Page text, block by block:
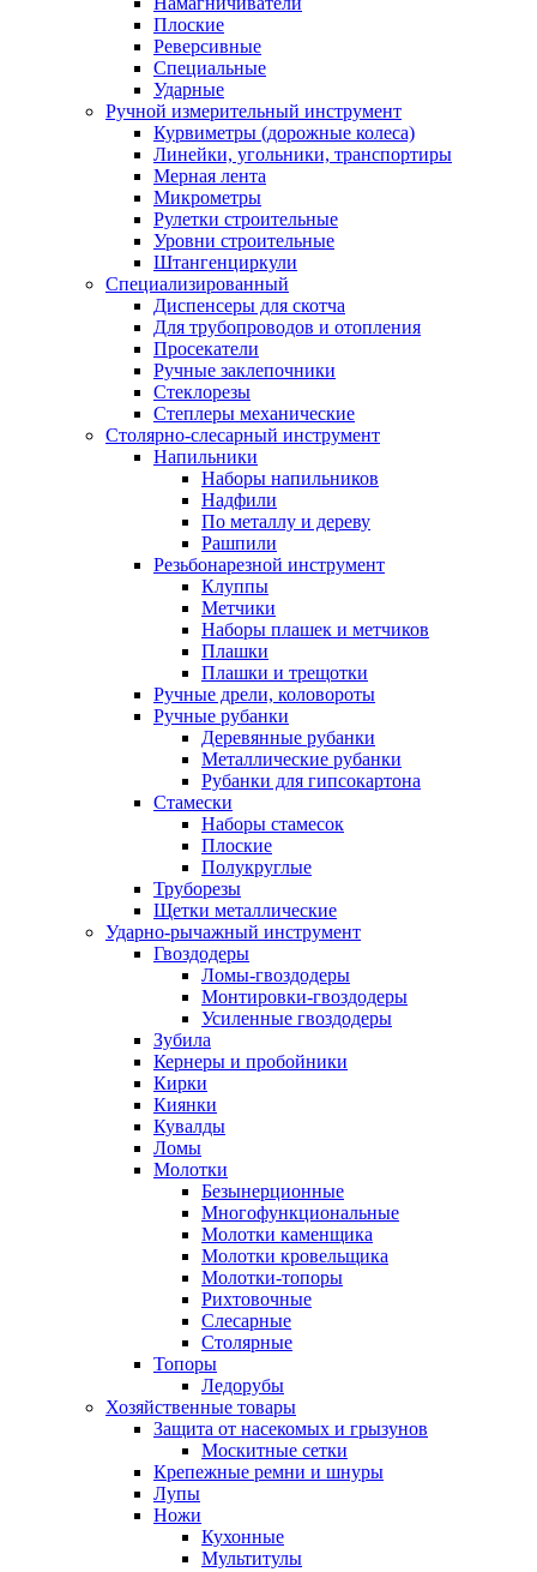
Плоские
Реверсивные
Специальные
Ударные
Ручной измерительный инструмент
Курвиметры (дорожные колеса)
Линейки, угольники, транспортиры
Мерная лента
Микрометры
Рулетки строительные
Уровни строительные
Штангенциркули
Специализированный
Диспенсеры для скотча
Для трубопроводов и отопления
Просекатели
Ручные заклепочники
Стеклорезы
Степлеры механические
Столярно-слесарный инструмент
Напильники
Наборы напильников
Надфили
По металлу и дереву
Рашпили
Резьбонарезной инструмент
Клуппы
Метчики
Наборы плашек и метчиков
Плашки
Плашки и трещотки
Ручные дрели, коловороты
Ручные рубанки
Деревянные рубанки
Металлические рубанки
Рубанки для гипсокартона
Стамески
Наборы стамесок
Плоские
Полукруглые
Труборезы
Щетки металлические
Ударно-рычажный инструмент
Гвоздодеры
Ломы-гвоздодеры
Монтировки-гвоздодеры
Усиленные гвоздодеры
Зубила
Кернеры и пробойники
Кирки
Киянки
Кувалды
Ломы
Молотки
Безынерционные
Многофункциональные
Молотки каменщика
Молотки кровельщика
Молотки-топоры
Рихтовочные
Слесарные
Столярные
Топоры
Ледорубы
Хозяйственные товары
Защита от насекомых и грызунов
Москитные сетки
Крепежные ремни и шнуры
Лупы
Ножи
Кухонные
Мультитулы